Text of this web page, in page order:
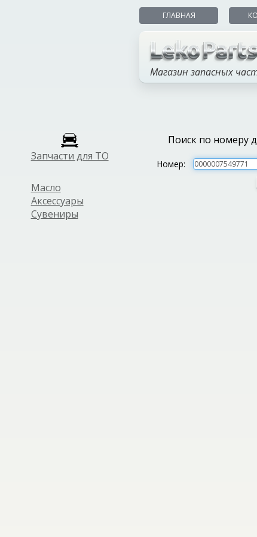
Запчасти для ТО
Масло
Аксессуары
Сувениры
ГЛАВНАЯ
Магазин запасных
Поиск по номеру
Номер: